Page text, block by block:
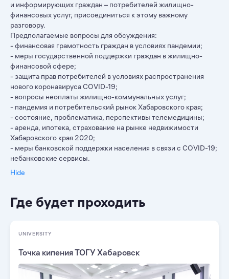
и информирующих граждан – потребителей жилищно-
финансовых услуг, присоединиться к этому важному
разговору.
Предполагаемые вопросы для обсуждения:
- финансовая грамотность граждан в условиях пандемии;
- меры государственной поддержки граждан в жилищно-
финансовой сфере;
- защита прав потребителей в условиях распространения
нового коронавируса COVID-19;
- вопросы неоплаты жилищно-коммунальных услуг;
- пандемия и потребительский рынок Хабаровского края;
- состояние, проблематика, перспективы телемедицины;
- аренда, ипотека, страхование на рынке недвижимости
Хабаровского края 2020;
- меры банковской поддержки населения в связи с COVID-19;
небанковские сервисы.
Hide
Где будет проходить
UNIVERSITY
Точка кипения ТОГУ Хабаровск